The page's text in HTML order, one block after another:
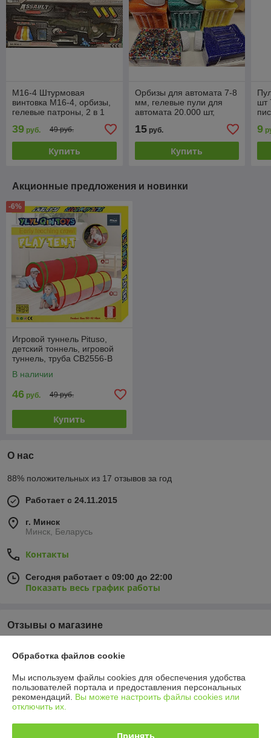
M16-4 Штурмовая
винтовка M16-4, орбизы,
гелевые патроны, 2 в 1
39 руб. 49 руб.
Купить
Орбизы для автомата 7-8
мм, гелевые пули для
автомата 20.000 шт,
стрельбы
15руб.
Купить
шт
9
Акционные предложения и новинки
-6%
Игровой туннель Pituso,
детский тоннель, игровой
туннель, труба CB2556-B
В наличии
46 руб. 49 руб.
Купить
О нас
88% положительных из 17 отзывов за год
Работает с 24.11.2015
г. Минск
Минск, Беларусь
Контакты
Сегодня работает с 09:00 до 22:00
Показать весь график работы
Отзывы о магазине
О нас
Контакты
Обработка файлов cookie
Мы используем файлы cookies для обеспечения удобства
пользователей портала и предоставления персональных
рекомендаций. Вы можете настроить файлы cookies или
отключить их.
Принять